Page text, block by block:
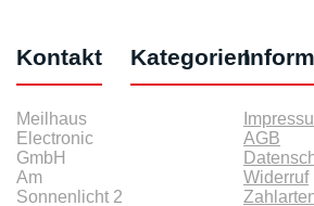
Kontakt
Meilhaus
Electronic
GmbH
Am
Sonnenlicht 2
Kategorien
AGB
Widerruf